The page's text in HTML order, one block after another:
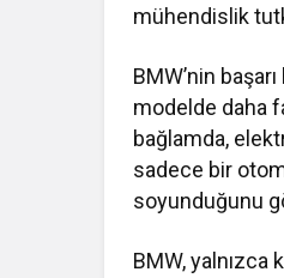
mühendislik
BMW’nin
modelde daha
bağlamda,
sadece bir
soyunduğunu
BMW, yalnızca